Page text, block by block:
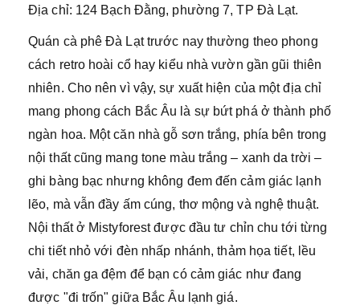
Địa chỉ: 124 Bạch Đằng, phường 7, TP Đà Lạt.
Quán cà phê Đà Lạt trước nay thường theo phong
cách retro hoài cổ hay kiểu nhà vườn gần gũi thiên
nhiên. Cho nên vì vậy, sự xuất hiện của một địa chỉ
mang phong cách Bắc Âu là sự bứt phá ở thành phố
ngàn hoa. Một căn nhà gỗ sơn trắng, phía bên trong
nội thất cũng mang tone màu trắng – xanh da trời –
ghi bàng bạc nhưng không đem đến cảm giác lạnh
lẽo, mà vẫn đầy ấm cúng, thơ mộng và nghệ thuật.
Nội thất ở Mistyforest được đầu tư chỉn chu tới từng
chi tiết nhỏ với đèn nhấp nhánh, thảm họa tiết, lều
vải, chăn ga đệm để bạn có cảm giác như đang
được "đi trốn" giữa Bắc Âu lạnh giá.